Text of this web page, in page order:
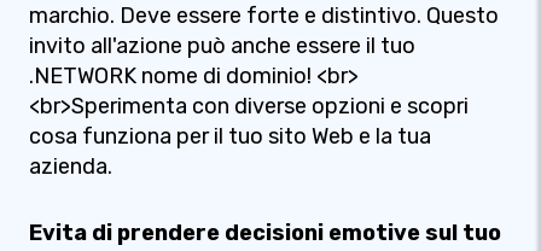
marchio. Deve essere forte e distintivo. Questo
invito all'azione può anche essere il tuo
.NETWORK nome di dominio! <br>
<br>Sperimenta con diverse opzioni e scopri
cosa funziona per il tuo sito Web e la tua
azienda.
Evita di prendere decisioni emotive sul tuo